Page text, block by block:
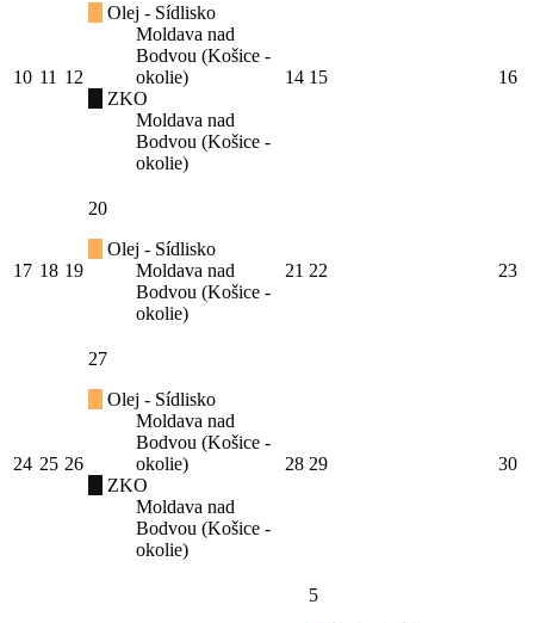
10 11 12
Olej - Sídlisko
Moldava nad
Bodvou (Košice -
okolie)
ZKO
Moldava nad
Bodvou (Košice -
okolie)
14 15 16
17 18 19
20
Olej - Sídlisko
Moldava nad
Bodvou (Košice -
okolie)
21 22 23
24 25 26
27
Olej - Sídlisko
Moldava nad
Bodvou (Košice -
okolie)
ZKO
Moldava nad
Bodvou (Košice -
okolie)
28 29 30
5